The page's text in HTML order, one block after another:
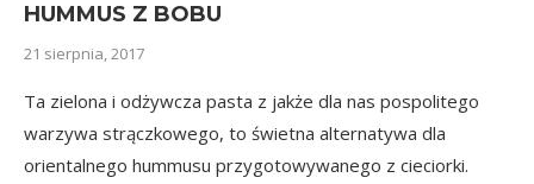
HUMMUS Z BOBU
21 sierpnia, 2017
Ta zielona i odżywcza pasta z jakże dla nas pospolitego
warzywa strączkowego, to świetna alternatywa dla
orientalnego hummusu przygotowywanego z cieciorki.